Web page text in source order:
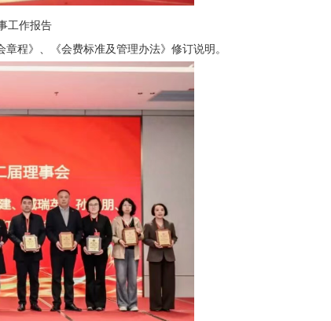
工作报告
程》、《会费标准及管理办法》修订说明。